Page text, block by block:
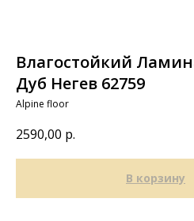
Влагостойкий
Дуб Негев 62759
Alpine floor
2590,00 р.
В корзину